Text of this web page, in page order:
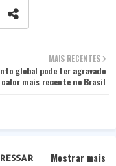
MAIS RECENTES
global pode ter agravado
calor mais recente no Brasil
Mostrar mais